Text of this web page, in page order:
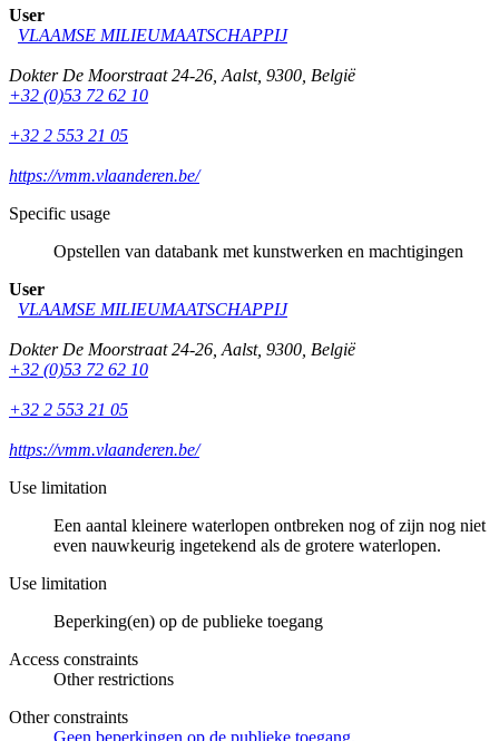
User
VLAAMSE MILIEUMAATSCHAPPIJ
Dokter De Moorstraat 24-26 Aalst, 9300 België
+32 (0)53 72 62 10
+32 2 553 21 05
https://vmm.vlaanderen.be/
Specific usage
Opstellen van databank met kunstwerken en machtigingen
User
VLAAMSE MILIEUMAATSCHAPPIJ
Dokter De Moorstraat 24-26 Aalst, 9300 België
+32 (0)53 72 62 10
+32 2 553 21 05
https://vmm.vlaanderen.be/
Use limitation
Een aantal kleinere waterlopen ontbreken nog of zijn nog niet
even nauwkeurig ingetekend als de grotere waterlopen.
Use limitation
Beperking(en) op de publieke toegang
Access constraints
Other restrictions
Other constraints
Geen beperkingen op de publieke toegang.